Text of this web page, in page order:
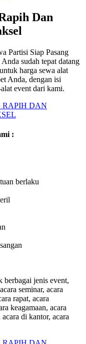
Dan
Partisi Siap Pasang
sudah tepat datang
harga sewa alat
Anda, dengan isi
event dari kami.
:
berlaku
berbagai jenis event,
seminar, acara
rapat, acara
keagamaan, acara
di kantor, acara